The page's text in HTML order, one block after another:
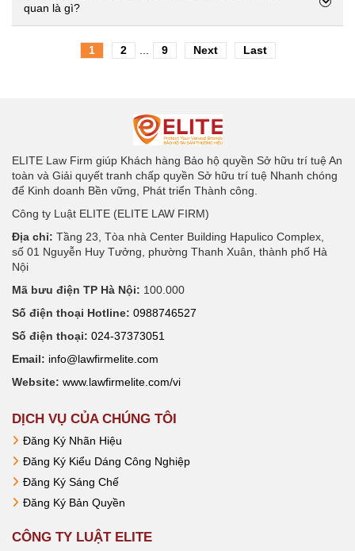
quan là gì?
1 2 ... 9 Next Last
ELITE Law Firm giúp Khách hàng Bảo hộ quyền Sở hữu trí tuệ An
toàn và Giải quyết tranh chấp quyền Sở hữu trí tuệ Nhanh chóng
để Kinh doanh Bền vững, Phát triển Thành công.
Công ty Luật ELITE (ELITE LAW FIRM)
Địa chỉ: Tầng 23, Tòa nhà Center Building Hapulico Complex,
số 01 Nguyễn Huy Tưởng, phường Thanh Xuân, thành phố Hà
Nội
Mã bưu điện TP Hà Nội: 100.000
Số điện thoại Hotline: 0988746527
Số điện thoại: 024-37373051
Email: info@lawfirmelite.com
Website: www.lawfirmelite.com/vi
DỊCH VỤ CỦA CHÚNG TÔI
Đăng Ký Nhãn Hiệu
Đăng Ký Kiểu Dáng Công Nghiệp
Đăng Ký Sáng Chế
Đăng Ký Bản Quyền
CÔNG TY LUẬT ELITE